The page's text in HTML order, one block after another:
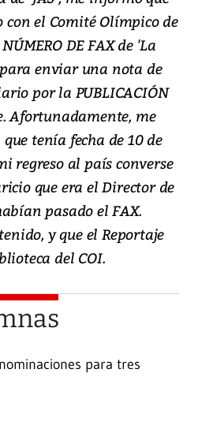
el Comité Olímpico de
DE FAX de 'La
enviar una nota de
por la PUBLICACIÓN
Afortunadamente, me
tenía fecha de 10 de
regreso al país converse
que era el Director de
pasado el FAX.
y que el Reportaje
del COI.
para tres